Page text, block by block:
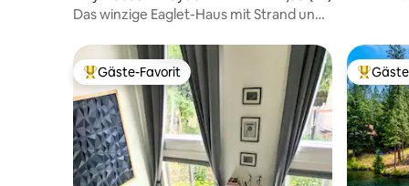
Das winzige Eaglet-Haus mit Strand und
Beliebter Gäste-Favorit.
Gäste-Favorit